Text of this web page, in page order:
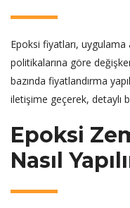
Epoksi fiyatları,
politikalarına göre
bazında fiyatlandırma
iletişime geçerek, detaylı
Epoksi
Nasıl